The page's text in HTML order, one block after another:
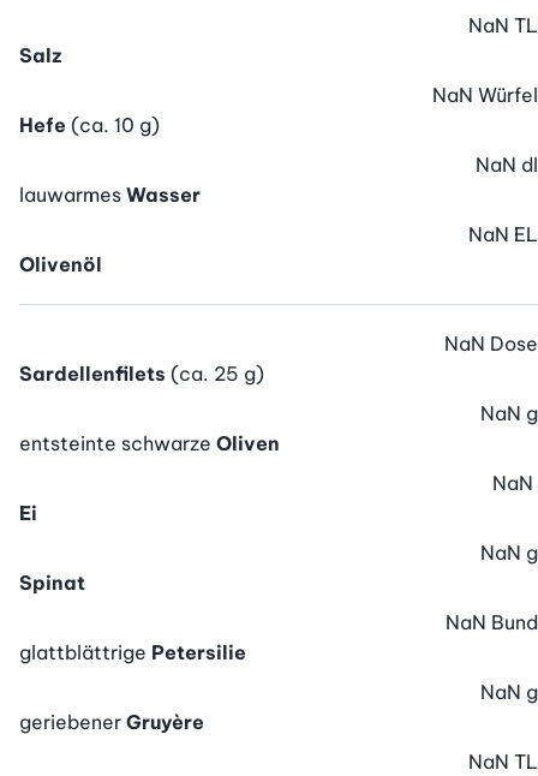
Salz
NaN TL
Hefe (ca. 10 g)
NaN Würfel
lauwarmes Wasser
NaN dl
Olivenöl
NaN EL
Sardellenfilets (ca. 25 g)
NaN Dose
entsteinte schwarze Oliven
NaN g
Ei
NaN
Spinat
NaN g
glattblättrige Petersilie
NaN Bund
geriebener Gruyère
NaN g
NaN TL